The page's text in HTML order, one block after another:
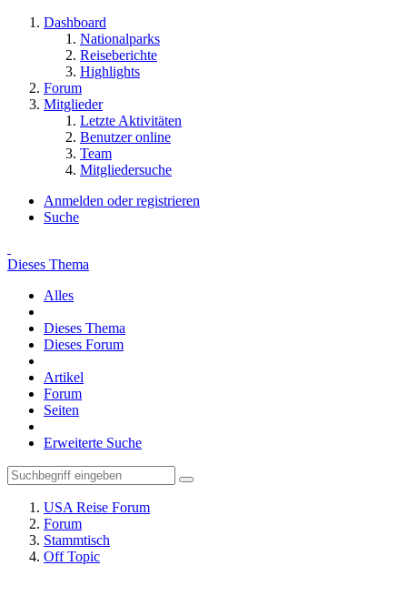
Dashboard
Nationalparks
Reiseberichte
Highlights
Forum
Mitglieder
Letzte Aktivitäten
Benutzer online
Team
Mitgliedersuche
Anmelden oder registrieren
Suche
Dieses Thema
Alles
Dieses Thema
Dieses Forum
Artikel
Forum
Seiten
Erweiterte Suche
USA Reise Forum
Forum
Stammtisch
Off Topic